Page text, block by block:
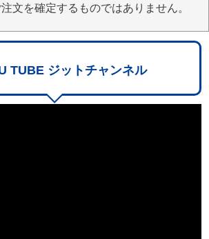
文を確定するものではありません。
TUBE ジットチャンネル